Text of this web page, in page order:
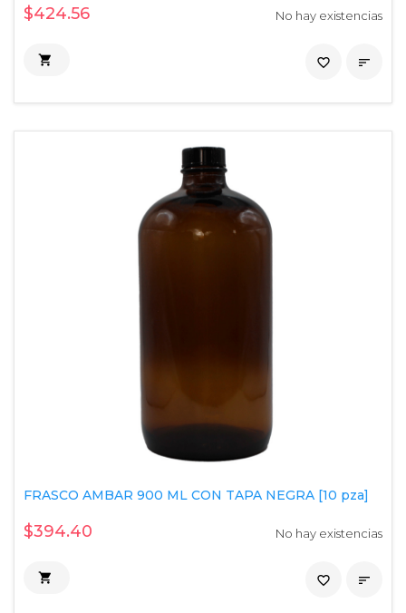
$424.56 No hay existencias
 
favorite_border
FRASCO AMBAR 900 ML CON TAPA NEGRA [10 pza]
$394.40 No hay existencias
 
favorite_border